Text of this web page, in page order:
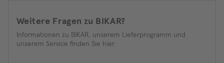
Weitere Fragen zu BIKAR?
Informationen zu BIKAR, unserem Lieferprogramm und
unserem Service finden Sie hier: